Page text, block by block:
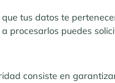
tus datos te
procesarlos puedes
consiste en